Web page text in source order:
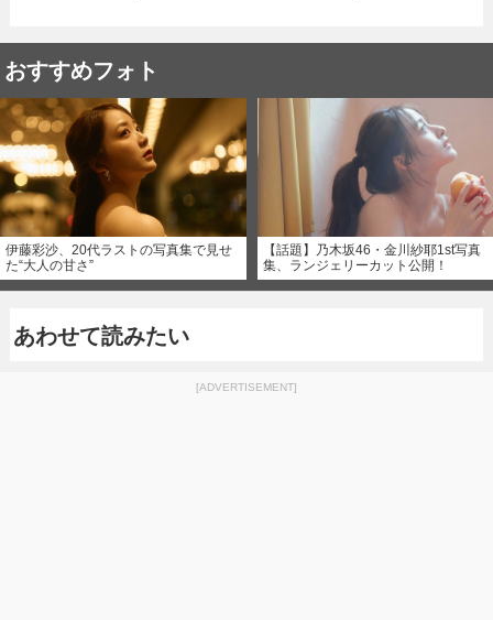
おすすめフォト
伊藤彩沙、20代ラストの写真集で見せ
た“大人の甘さ”
【話題】乃木坂46・金川紗耶1st写真
集、ランジェリーカット公開！
あわせて読みたい
[ADVERTISEMENT]